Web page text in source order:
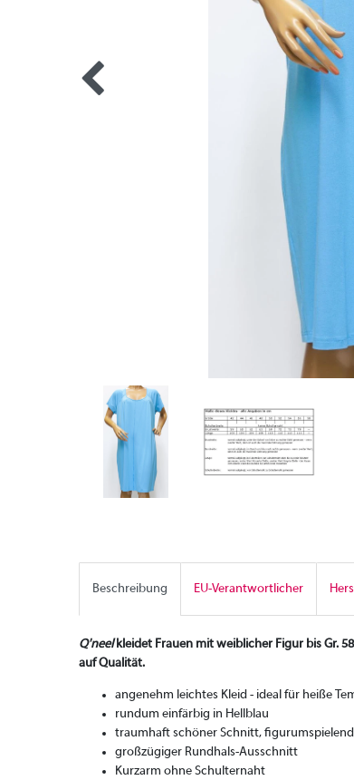
Beschreibung EU-Verantwortlicher
Q'neelkleidet Frauen mit weiblicher Figur bis Gr.
auf Qualität.
angenehm leichtes Kleid - ideal für heiße
rundum einfärbig in Hellblau
traumhaft schöner Schnitt,
großzügiger Rundhals-Ausschnitt
Kurzarm ohne Schulternaht